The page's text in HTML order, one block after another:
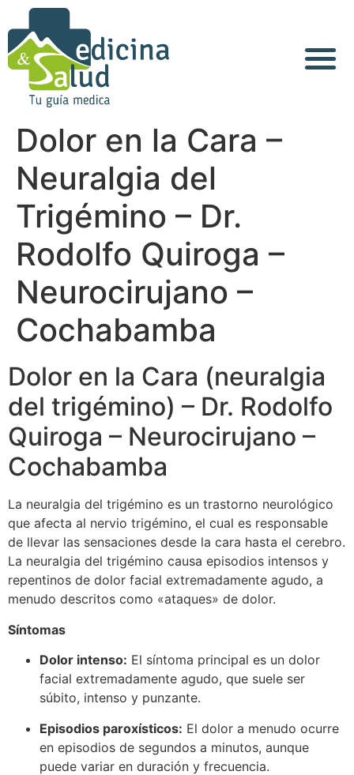
Dolor en la Cara –
Neuralgia del
Trigémino – Dr.
Rodolfo Quiroga –
Neurocirujano –
Cochabamba
Dolor en la Cara (neuralgia
del trigémino) – Dr. Rodolfo
Quiroga – Neurocirujano –
Cochabamba
La neuralgia del trigémino es un trastorno neurológico
que afecta al nervio trigémino, el cual es responsable
de llevar las sensaciones desde la cara hasta el cerebro.
La neuralgia del trigémino causa episodios intensos y
repentinos de dolor facial extremadamente agudo, a
menudo descritos como «ataques» de dolor.
Síntomas
Dolor intenso: El síntoma principal es un dolor
facial extremadamente agudo, que suele ser
súbito, intenso y punzante.
Episodios paroxísticos: El dolor a menudo ocurre
en episodios de segundos a minutos, aunque
puede variar en duración y frecuencia.